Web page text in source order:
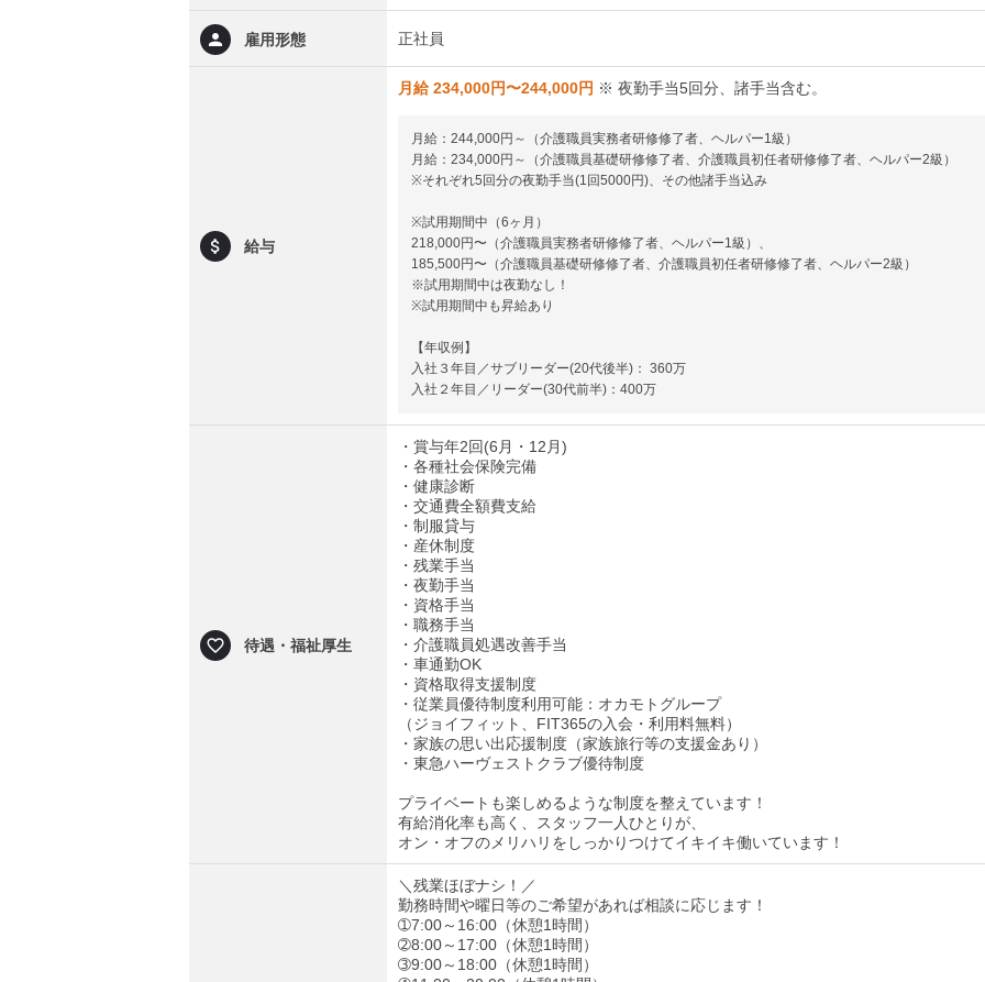
雇用形態 正社員
給与
月給 234,000円〜244,000円 ※ 夜勤手当5回分、諸手当含む。
月給：244,000円～（介護職員実務者研修修了者、ヘルパー1級）
月給：234,000円～（介護職員基礎研修修了者、介護職員初任者研修修了者、ヘルパー2級）
※それぞれ5回分の夜勤手当(1回5000円)、その他諸手当込み
※試用期間中（6ヶ月）
218,000円〜（介護職員実務者研修修了者、ヘルパー1級）、
185,500円〜（介護職員基礎研修修了者、介護職員初任者研修修了者、ヘルパー2級）
※試用期間中は夜勤なし！
※試用期間中も昇給あり
【年収例】
入社３年目／サブリーダー(20代後半)： 360万
入社２年目／リーダー(30代前半)：400万
待遇・福祉厚生
・賞与年2回(6月・12月)
・各種社会保険完備
・健康診断
・交通費全額費支給
・制服貸与
・産休制度
・残業手当
・夜勤手当
・資格手当
・職務手当
・介護職員処遇改善手当
・車通勤OK
・資格取得支援制度
・従業員優待制度利用可能：オカモトグループ
（ジョイフィット、FIT365の入会・利用料無料）
・家族の思い出応援制度（家族旅行等の支援金あり）
・東急ハーヴェストクラブ優待制度
プライベートも楽しめるような制度を整えています！
有給消化率も高く、スタッフ一人ひとりが、
オン・オフのメリハリをしっかりつけてイキイキ働いています！
＼残業ほぼナシ！／
勤務時間や曜日等のご希望があれば相談に応じます！
➀7:00～16:00（休憩1時間）
➁8:00～17:00（休憩1時間）
➂9:00～18:00（休憩1時間）